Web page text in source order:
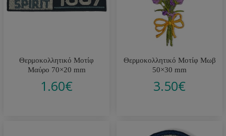
Θερμοκολλητικό Μοτίφ
Μαύρο 70×20 mm
1.60€
Θερμοκολλητικό Μοτίφ Μωβ
50×30 mm
3.50€